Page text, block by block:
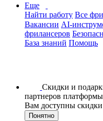
Еще
Найти работу Все
Вакансии AI-
фрилансеров
База знаний Помощь
Скидки и
партнеров платформы
Вам доступны
Понятно